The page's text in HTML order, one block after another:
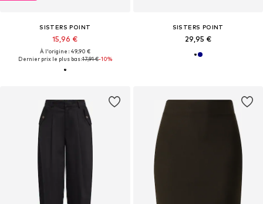
SISTERS POINT
15,96 €
À l'origine : 49,90 €
Dernier prix le plus bas :17,91 €-10%
SISTERS POINT
29,95 €